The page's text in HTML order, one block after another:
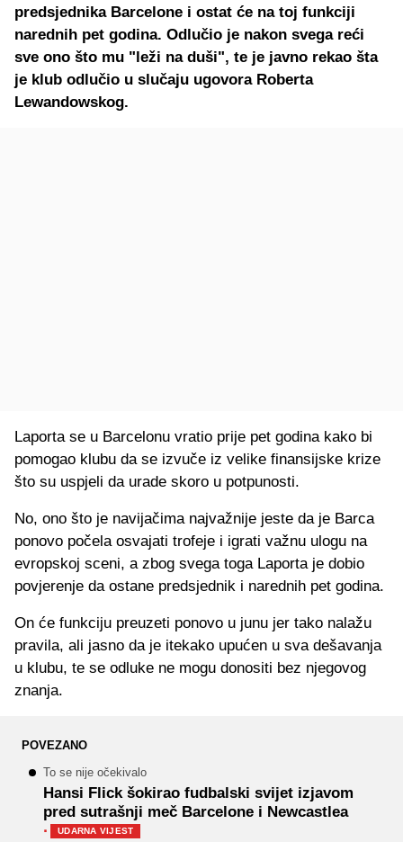
predsjednika Barcelone i ostat će na toj funkciji
narednih pet godina. Odlučio je nakon svega reći
sve ono što mu "leži na duši", te je javno rekao šta
je klub odlučio u slučaju ugovora Roberta
Lewandowskog.
Laporta se u Barcelonu vratio prije pet godina kako bi
pomogao klubu da se izvuče iz velike finansijske krize
što su uspjeli da urade skoro u potpunosti.
No, ono što je navijačima najvažnije jeste da je Barca
ponovo počela osvajati trofeje i igrati važnu ulogu na
evropskoj sceni, a zbog svega toga Laporta je dobio
povjerenje da ostane predsjednik i narednih pet godina.
On će funkciju preuzeti ponovo u junu jer tako nalažu
pravila, ali jasno da je itekako upućen u sva dešavanja
u klubu, te se odluke ne mogu donositi bez njegovog
znanja.
POVEZANO
To se nije očekivalo
Hansi Flick šokirao fudbalski svijet izjavom
pred sutrašnji meč Barcelone i Newcastlea
· UDARNA VIJEST